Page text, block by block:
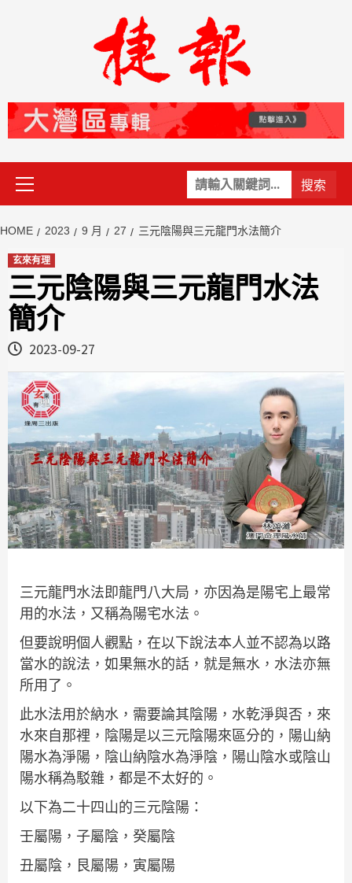
關
鍵
Primary
Menu
HOME 2023 9 月 27 三元陰陽與三元龍門水法簡介
玄來有理
三元陰陽與三元龍門水法
簡介
2023-09-27
三元龍門水法即龍門八大局，亦因為是陽宅上最常
用的水法，又稱為陽宅水法。
但要說明個人觀點，在以下說法本人並不認為以路
當水的說法，如果無水的話，就是無水，水法亦無
所用了。
此水法用於納水，需要論其陰陽，水乾淨與否，來
水來自那裡，陰陽是以三元陰陽來區分的，陽山納
陽水為淨陽，陰山納陰水為淨陰，陽山陰水或陰山
陽水稱為駁雜，都是不太好的。
以下為二十四山的三元陰陽：
壬屬陽，子屬陰，癸屬陰
丑屬陰，艮屬陽，寅屬陽